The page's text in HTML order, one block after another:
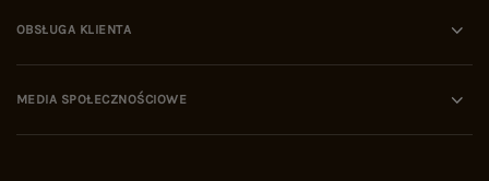
OBSŁUGA KLIENTA
MEDIA SPOŁECZNOŚCIOWE